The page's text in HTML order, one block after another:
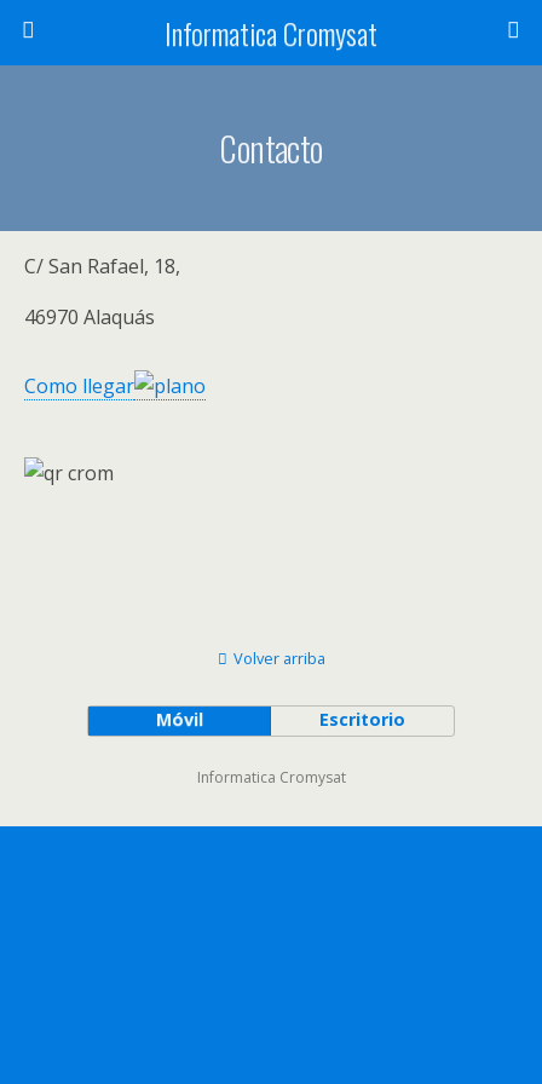
Informatica Cromysat
Contacto
C/ San Rafael, 18,
46970 Alaquás
Como llegar
Volver arriba
Móvil Escritorio
Informatica Cromysat